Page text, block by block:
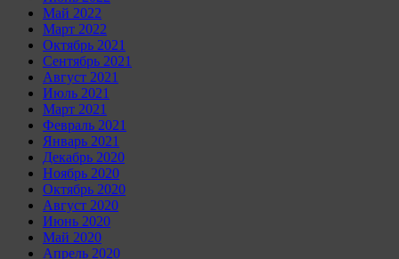
Май 2022
Март 2022
Октябрь 2021
Сентябрь 2021
Август 2021
Июль 2021
Март 2021
Февраль 2021
Январь 2021
Декабрь 2020
Ноябрь 2020
Октябрь 2020
Август 2020
Июнь 2020
Май 2020
Апрель 2020